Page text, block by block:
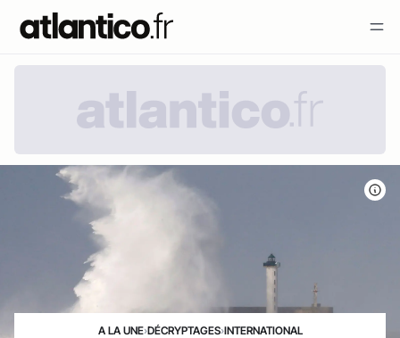
A LA UNE›DÉCRYPTAGES›INTERNATIONAL